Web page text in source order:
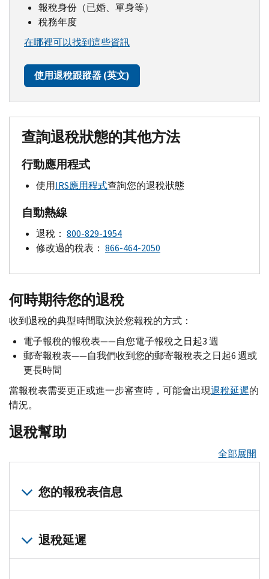
報稅身份（已婚、單身等）
稅務年度
在哪裡可以找到這些資訊
使用退稅跟蹤器 (英文)
查詢退稅狀態的其他方法
行動應用程式
使用IRS應用程式查詢您的退稅狀態
自動熱線
退稅： 800-829-1954
修改過的稅表： 866-464-2050
何時期待您的退稅
收到退稅的典型時間取決於您報稅的方式：
電子報稅的報稅表——自您電子報稅之日起3 週
郵寄報稅表——自我們收到您的郵寄報稅表之日起6 週或
更長時間
當報稅表需要更正或進一步審查時，可能會出現退稅延遲的
情況。
退稅幫助
全部展開
您的報稅表信息
如果您沒有報稅表，您可以
退稅延遲